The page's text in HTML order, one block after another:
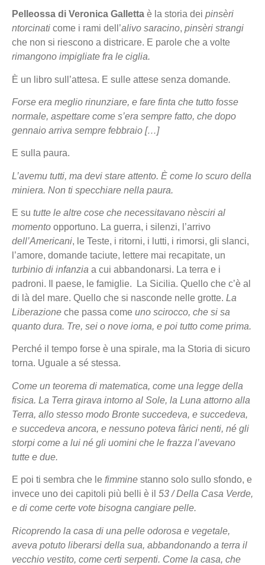
Pelleossa di Veronica Galletta è la storia dei pinsèri
ntorcinati come i rami dell’alivo saracino, pinsèri strangi
che non si riescono a districare. E parole che a volte
rimangono impigliate fra le ciglia.
È un libro sull’attesa. E sulle attese senza domande.
Forse era meglio rinunziare, e fare finta che tutto fosse
normale, aspettare come s’era sempre fatto, che dopo
gennaio arriva sempre febbraio […]
E sulla paura.
L’avemu tutti, ma devi stare attento. È come lo scuro della
miniera. Non ti specchiare nella paura.
E su tutte le altre cose che necessitavano nèsciri al
momento opportuno. La guerra, i silenzi, l’arrivo
dell’Americani, le Teste, i ritorni, i lutti, i rimorsi, gli slanci,
l’amore, domande taciute, lettere mai recapitate, un
turbinio di infanzia a cui abbandonarsi. La terra e i
padroni.
Il paese, le famiglie. La Sicilia. Quello che c’è al
di là del mare. Quello che si nasconde nelle grotte. La
Liberazione che passa come uno scirocco, che si sa
quanto dura. Tre, sei o nove iorna, e poi tutto come prima.
Perché il tempo forse è una spirale, ma la Storia di sicuro
torna. Uguale a sé stessa.
Come un teorema di matematica, come una legge della
fisica. La Terra girava intorno al Sole, la Luna attorno alla
Terra, allo stesso modo Bronte succedeva, e succedeva,
e succedeva ancora, e nessuno poteva fàrici nenti, né gli
storpi come a lui né gli uomini che le frazza l’avevano
tutte e due.
E poi ti sembra che le fimmine stanno solo sullo sfondo, e
invece uno dei capitoli più belli è il 53 / Della Casa Verde,
e di come certe vote bisogna cangiare pelle.
Ricoprendo la casa di una pelle odorosa e vegetale,
aveva potuto liberarsi della sua, abbandonando a terra il
vecchio vestito, come certi serpenti. Come la casa, che